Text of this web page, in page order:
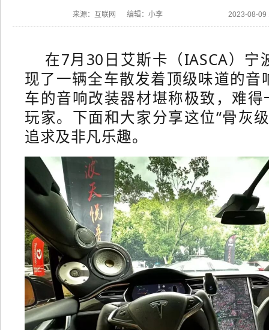
来源：互联网 编辑：小李 2023-08-
在7月30日艾斯卡（IASCA）宁
现了一辆全车散发着顶级味道的音
车的音响改装器材堪称极致，难得
玩家。下面和大家分享这位“骨灰
追求及非凡乐趣。